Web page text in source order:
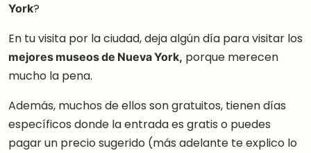
York?
En tu visita por la ciudad, deja algún día para visitar los
mejores museos de Nueva York, porque merecen
mucho la pena.
Además, muchos de ellos son gratuitos, tienen días
específicos donde la entrada es gratis o puedes
pagar un precio sugerido (más adelante te explico lo